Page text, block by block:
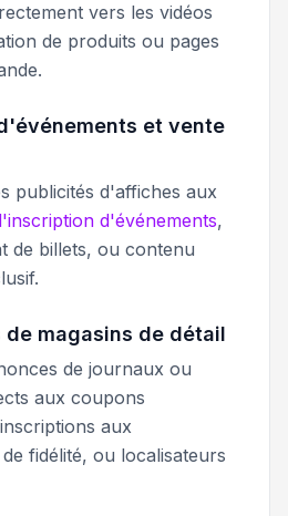
vers les vidéos
de produits ou pages
et vente
publicités d'affiches aux
d'événements,
de billets, ou contenu
de magasins de détail
de journaux ou
aux coupons
aux
fidélité, ou localisateurs